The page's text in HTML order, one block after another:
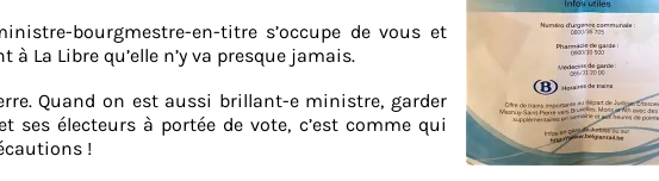
bourgmestre-en-titre s’occupe de vous et
à La Libre qu’elle n’y va presque jamais.
Quand on est aussi brillant-e ministre, garder
ses électeurs à portée de vote, c’est comme qui
!